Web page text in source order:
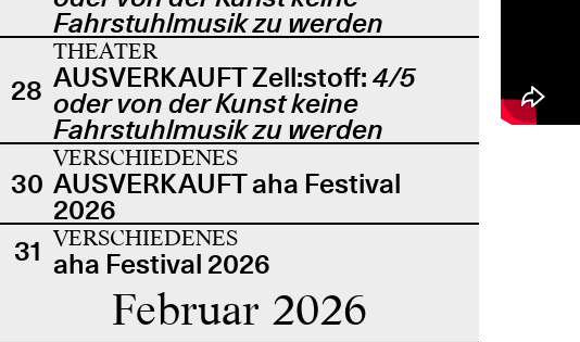
Fahrstuhlmusik zu werden
28
THEATER
AUSVERKAUFT Zell:stoff: 4/5
oder von der Kunst keine
Fahrstuhlmusik zu werden
30
VERSCHIEDENES
AUSVERKAUFT aha Festival
2026
31 VERSCHIEDENES
aha Festival 2026
Februar 2026